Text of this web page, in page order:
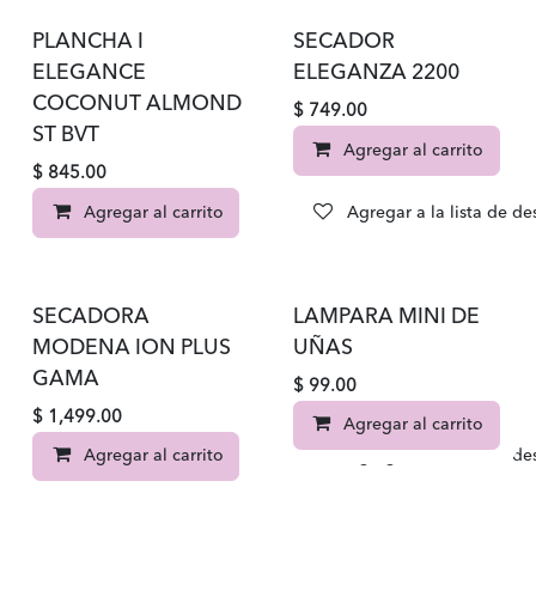
PLANCHA I
ELEGANCE
COCONUT ALMOND
ST BVT
$ 845.00
Agregar al carrito Agregar a la lista de
SECADOR
ELEGANZA 2200
$ 749.00
Agregar al carrito
SECADORA
MODENA ION PLUS
GAMA
$ 1,499.00
Agregar al carrito Agregar a la lista de
LAMPARA MINI DE
UÑAS
$ 99.00
Agregar al carrito